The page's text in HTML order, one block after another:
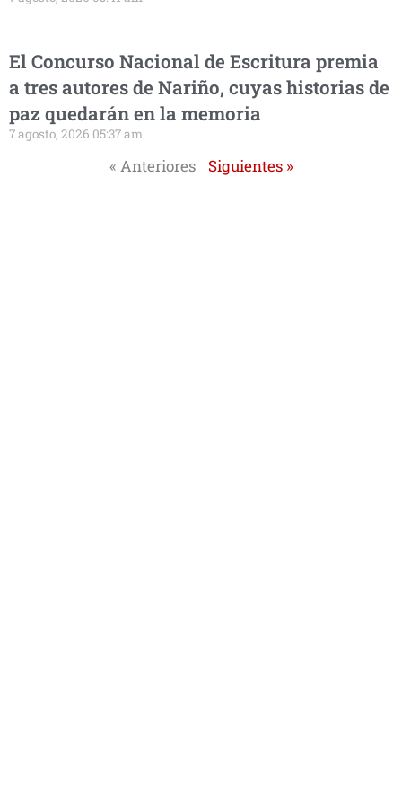
El Concurso Nacional de Escritura premia
a tres autores de Nariño, cuyas historias de
paz quedarán en la memoria
7 agosto, 2026 05:37 am
« Anteriores Siguientes »